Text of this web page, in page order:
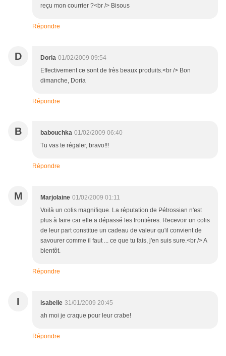
reçu mon courrier ?<br /> Bisous
Répondre
D Doria 01/02/2009 09:54
Effectivement ce sont de très beaux produits.<br /> Bon
dimanche, Doria
Répondre
B babouchka 01/02/2009 06:40
Tu vas te régaler, bravo!!!
Répondre
M Marjolaine 01/02/2009 01:11
Voilà un colis magnifique. La réputation de Pétrossian n'est
plus à faire car elle a dépassé les frontières. Recevoir un colis
de leur part constitue un cadeau de valeur qu'il convient de
savourer comme il faut ... ce que tu fais, j'en suis sure.<br /> A
bientôt.
Répondre
I isabelle 31/01/2009 20:45
ah moi je craque pour leur crabe!
Répondre